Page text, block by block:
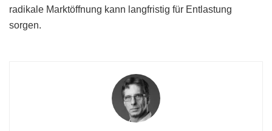
radikale Marktöffnung kann langfristig für Entlastung
sorgen.